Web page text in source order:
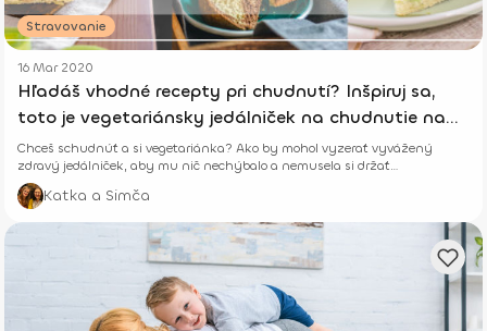
Stravovanie
16 Mar 2020
Hľadáš vhodné recepty pri chudnutí? Inšpiruj sa,
toto je vegetariánsky jedálniček na chudnutie na
celý deň
Chceš schudnúť a si vegetariánka? Ako by mohol vyzerať vyvážený
zdravý jedálniček, aby mu nič nechýbalo a nemusela si držať
nezmyselnú diétu?
Katka a Simča